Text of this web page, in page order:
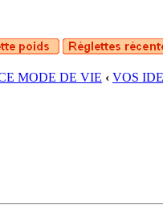
MODE DE VIE ‹ VOS